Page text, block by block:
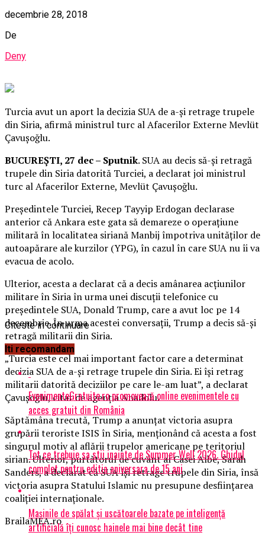
decembrie 28, 2018
De
Deny
Turcia avut un aport la decizia SUA de a-și retrage trupele
din Siria, afirmă ministrul turc al Afacerilor Externe Mevlüt
Çavuşoğlu.
BUCUREȘTI, 27 dec – Sputnik. SUA au decis să-și retragă
trupele din Siria datorită Turciei, a declarat joi ministrul
turc al Afacerilor Externe, Mevlüt Çavuşoğlu.
Președintele Turciei, Recep Tayyip Erdogan declarase
anterior că Ankara este gata să demareze o operațiune
militară în localitatea siriană Manbij împotriva unităților de
autoapărare ale kurzilor (YPG), în cazul în care SUA nu îi va
evacua de acolo.
Ulterior, acesta a declarat că a decis amânarea acțiunilor
militare în Siria în urma unei discuții telefonice cu
președintele SUA, Donald Trump, care a avut loc pe 14
decembrie. În urma acestei conversații, Trump a decis să-și
retragă militarii din Siria.
„Turcia este cel mai important factor care a determinat
decizia SUA de a-și retrage trupele din Siria. Ei își retrag
militarii datorită deciziilor pe care le-am luat”, a declarat
Çavuşoğlu, citat de agenția Anadolu.
Săptămâna trecută, Trump a anunțat victoria asupra
grupării teroriste ISIS în Siria, menționând că acesta a fost
singurul motiv al aflării trupelor americane pe teritoriul
sirian. Ulterior, purtătorul de cuvânt al Casei Albe, Sarah
Sanders, a declarat că SUA își retrage trupele din Siria, însă
victoria asupra Statului Islamic nu presupune desființarea
coaliției internaționale.
BrailaMEA.ro
Citeste in continuare
Iti recomandam
EvenimenteGratuite.ro promovează online evenimentele cu
acces gratuit din România
Tot ce trebuie sa stii inainte de Summer Well 2026. Ghidul
complet pentru editia aniversara de 15 ani
Mașinile de spălat și uscătoarele bazate pe inteligență
artificială îți cunosc hainele mai bine decât tine